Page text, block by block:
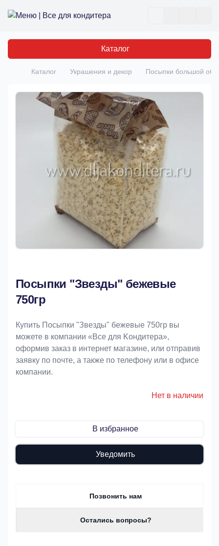
Все для кондитера
Каталог
Главная
Каталог Украшения и декор Посыпки большой
Посыпки "Звезды" бежевые
750гр
Купить Посыпки "Звезды" бежевые 750гр вы
можете в компании «Bce для Koндитeрa»,
оформив заказ в интернет магазине, или отправив
заявку по почте, а также по телефону или в офисе
компании.
Нет в наличии
В избранное
Уведомить
Позвонить нам
Остались вопросы?